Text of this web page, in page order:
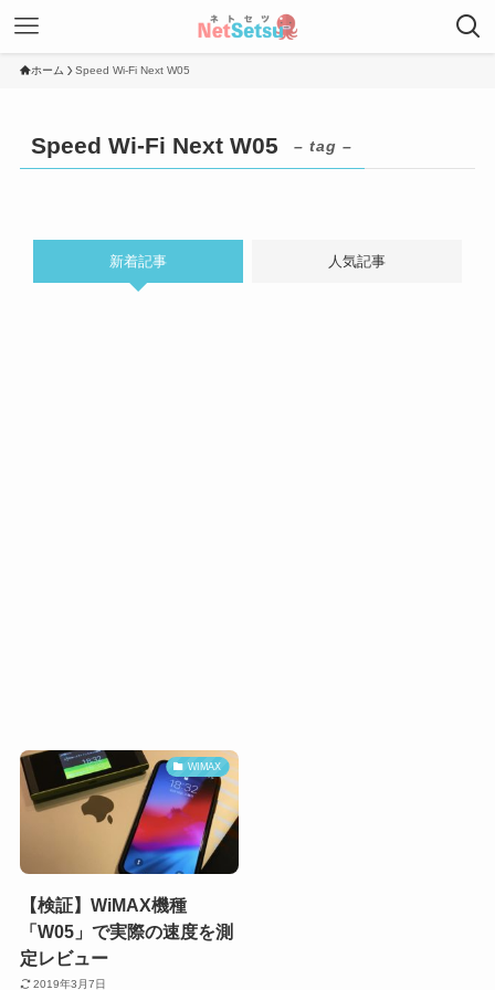
ホーム Speed Wi-Fi Next W05
Speed Wi-Fi Next W05 – tag –
新着記事 人気記事
WIMAX
【検証】WiMAX機種
「W05」で実際の速度を測
定レビュー
2019年3月7日